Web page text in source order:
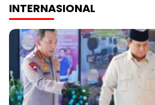
INTERNASIONAL